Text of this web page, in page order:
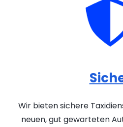
Wir bieten sichere
neuen, gut gewarteten